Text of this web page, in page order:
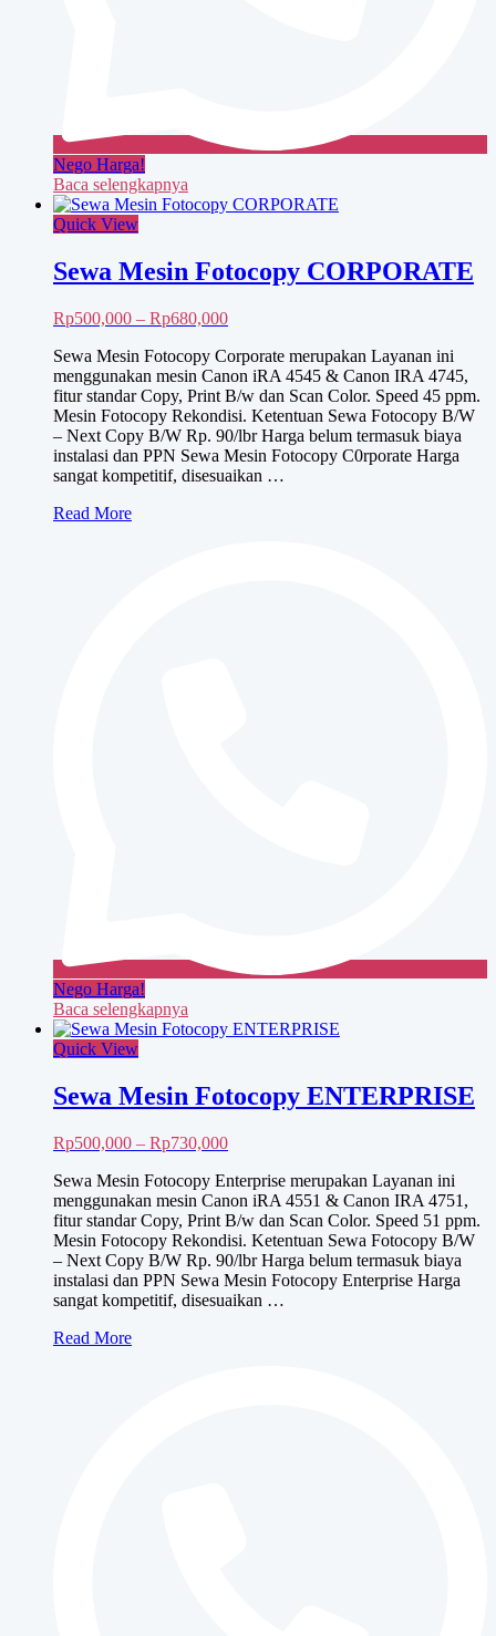
Nego Harga!
Baca selengkapnya
Quick View
Sewa Mesin Fotocopy CORPORATE
Rp500,000 – Rp680,000Rentang
Rp500,000
hingga
Rp680,000
Sewa Mesin Fotocopy Corporate merupakan Layanan ini
menggunakan mesin Canon iRA 4545 & Canon IRA 4745,
fitur standar Copy, Print B/w dan Scan Color. Speed 45 ppm.
Mesin Fotocopy Rekondisi. Ketentuan Sewa Fotocopy B/W
– Next Copy B/W Rp. 90/lbr Harga belum termasuk biaya
instalasi dan PPN Sewa Mesin Fotocopy C0rporate Harga
sangat kompetitif, disesuaikan …
Sewa
Read More
Nego Harga!
Baca selengkapnya
Quick View
Sewa Mesin Fotocopy ENTERPRISE
Rp500,000 – Rp730,000Rentang
Rp500,000
hingga
Rp730,000
Sewa Mesin Fotocopy Enterprise merupakan Layanan ini
menggunakan mesin Canon iRA 4551 & Canon IRA 4751,
fitur standar Copy, Print B/w dan Scan Color. Speed 51 ppm.
Mesin Fotocopy Rekondisi. Ketentuan Sewa Fotocopy B/W
– Next Copy B/W Rp. 90/lbr Harga belum termasuk biaya
instalasi dan PPN Sewa Mesin Fotocopy Enterprise Harga
sangat kompetitif, disesuaikan …
Sewa
Read More